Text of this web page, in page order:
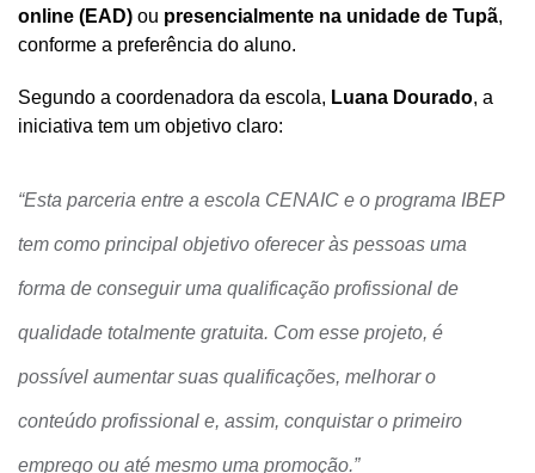
online (EAD) ou presencialmente na unidade de Tupã,
conforme a preferência do aluno.
Segundo a coordenadora da escola, Luana Dourado, a
iniciativa tem um objetivo claro:
“Esta parceria entre a escola CENAIC e o programa IBEP
tem como principal objetivo oferecer às pessoas uma
forma de conseguir uma qualificação profissional de
qualidade totalmente gratuita. Com esse projeto, é
possível aumentar suas qualificações, melhorar o
conteúdo profissional e, assim, conquistar o primeiro
emprego ou até mesmo uma promoção.”